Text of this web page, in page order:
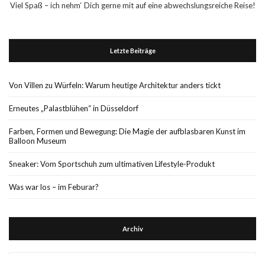
Viel Spaß – ich nehm‘ Dich gerne mit auf eine abwechslungsreiche Reise!
Letzte Beiträge
Von Villen zu Würfeln: Warum heutige Architektur anders tickt
Erneutes „Palastblühen“ in Düsseldorf
Farben, Formen und Bewegung: Die Magie der aufblasbaren Kunst im
Balloon Museum
Sneaker: Vom Sportschuh zum ultimativen Lifestyle-Produkt
Was war los – im Feburar?
Archiv